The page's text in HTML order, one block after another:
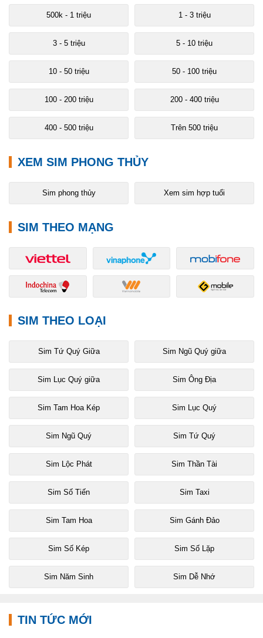
500k - 1 triệu 1 - 3 triệu
3 - 5 triệu 5 - 10 triệu
10 - 50 triệu 50 - 100 triệu
100 - 200 triệu 200 - 400 triệu
400 - 500 triệu Trên 500 triệu
XEM SIM PHONG THỦY
Sim phong thủy Xem sim hợp tuổi
SIM THEO MẠNG
SIM THEO LOẠI
Sim Tứ Quý Giữa Sim Ngũ Quý giữa
Sim Lục Quý giữa Sim Ông Địa
Sim Tam Hoa Kép Sim Lục Quý
Sim Ngũ Quý Sim Tứ Quý
Sim Lộc Phát Sim Thần Tài
Sim Số Tiến Sim Taxi
Sim Tam Hoa Sim Gánh Đảo
Sim Số Kép Sim Số Lặp
Sim Năm Sinh Sim Dễ Nhớ
TIN TỨC MỚI